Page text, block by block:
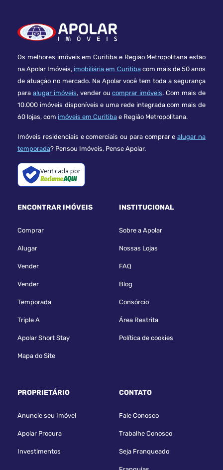
Os melhores imóveis em Curitiba e Região Metropolitana estão
na Apolar Imóveis, imobiliária em Curitibacom mais de 50 anos
de atuação no mercado. Na Apolar você tem toda a segurança
para alugar imóveis, vender oucomprar imóveis. Com mais de
10.000 imóveis disponíveis e uma rede integrada com mais de
60 lojas, com imóveis em Curitiba e Região Metropolitana.
Imóveis residenciais e comerciais ou para comprar ealugar na
temporada? Pensou Imóveis, Pense Apolar.
Verificada por
ENCONTRAR IMÓVEIS
Comprar
Alugar
Vender
Vender
Temporada
Triple A
Apolar Short Stay
Mapa do Site
INSTITUCIONAL
Sobre a Apolar
Nossas Lojas
FAQ
Blog
Consórcio
Área Restrita
Política de cookies
PROPRIETÁRIO
Anuncie seu Imóvel
Apolar Procura
Investimentos
CONTATO
Fale Conosco
Trabalhe Conosco
Seja Franqueado